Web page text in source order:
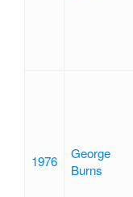
1976
George
Burns